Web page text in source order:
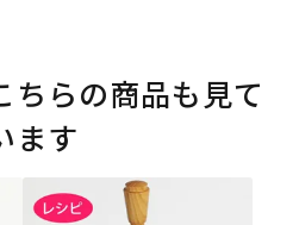
ちらの商品も見て
ます